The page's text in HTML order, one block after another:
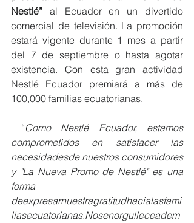
Nestlé” al Ecuador en un divertido
comercial de televisión. La promoción
estará vigente durante 1 mes a partir
del 7 de septiembre o hasta agotar
existencia. Con esta gran actividad
Nestlé Ecuador premiará a más de
100,000 familias ecuatorianas.
“Como Nestlé Ecuador, estamos
comprometidos en satisfacer las
necesidadesde nuestros consumidores
y "La Nueva Promo de Nestlé" es una
forma
deexpresarnuestragratitudhacialasfami
liasecuatorianas.Nosenorgulleceadem